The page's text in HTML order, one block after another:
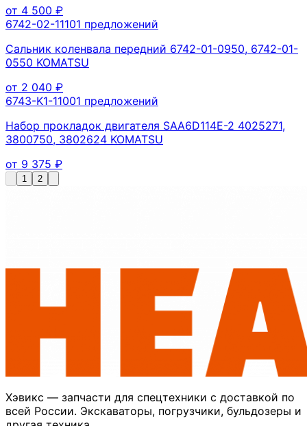
от 4 500 ₽
6742-02-11101 предложений
Сальник коленвала передний 6742-01-0950, 6742-01-
0550 KOMATSU
от 2 040 ₽
6743-K1-11001 предложений
Набор прокладок двигателя SAA6D114E-2 4025271,
3800750, 3802624 KOMATSU
от 9 375 ₽
1 2
Хэвикс — запчасти для спецтехники с доставкой по
всей России. Экскаваторы, погрузчики, бульдозеры и